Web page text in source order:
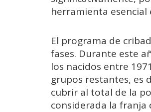
herramienta
El programa de
fases. Durante este
los nacidos entre
grupos restantes, es
cubrir al total de la
considerada la franja